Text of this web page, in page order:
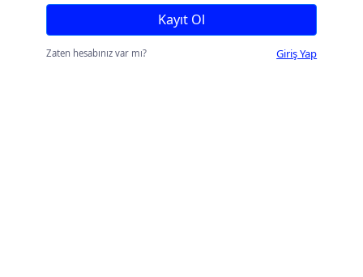
Kayıt Ol
Zaten hesabınız var mı? Giriş Yap